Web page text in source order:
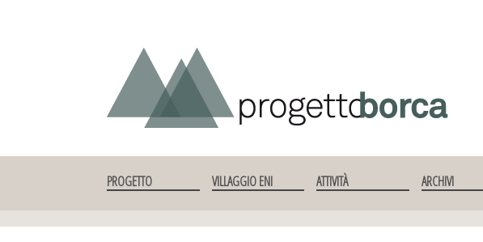
PROGETTO VILLAGGIO ENI ATTIVITÀ ARCHIVI